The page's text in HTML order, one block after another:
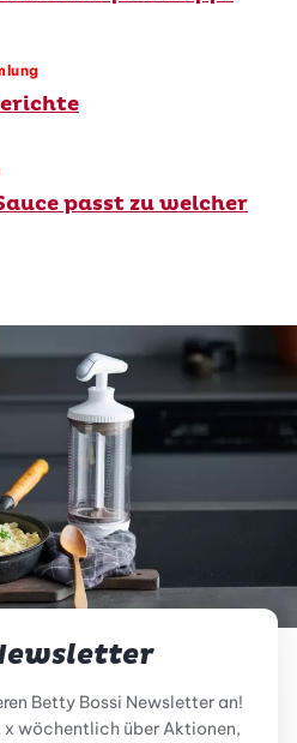
passt zu welcher
Betty Bossi Newsletter an!
wöchentlich über Aktionen,